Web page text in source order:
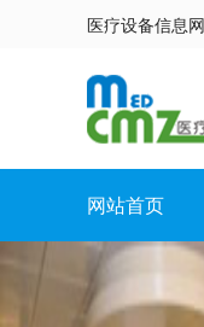
医疗设备信息
网站首页